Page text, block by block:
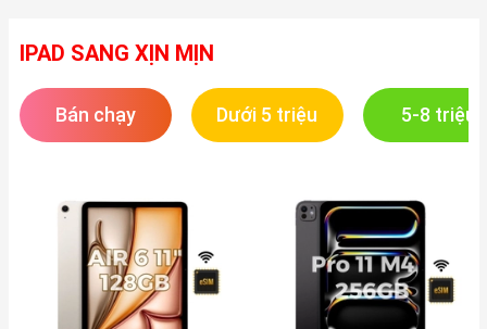
IPAD SANG XỊN MỊN
Bán chạy Dưới 5 triệu 5-8 triệu